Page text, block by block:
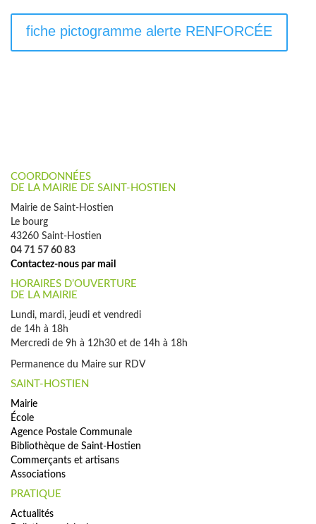
fiche pictogramme alerte RENFORCÉE
COORDONNÉES
DE LA MAIRIE DE SAINT-HOSTIEN
Mairie de Saint-Hostien
Le bourg
43260 Saint-Hostien
04 71 57 60 83
Contactez-nous par mail
HORAIRES D’OUVERTURE
DE LA MAIRIE
Lundi, mardi, jeudi et vendredi
de 14h à 18h
Mercredi de 9h à 12h30 et de 14h à 18h
Permanence du Maire sur RDV
SAINT-HOSTIEN
Mairie
École
Agence Postale Communale
Bibliothèque de Saint-Hostien
Commerçants et artisans
Associations
PRATIQUE
Actualités